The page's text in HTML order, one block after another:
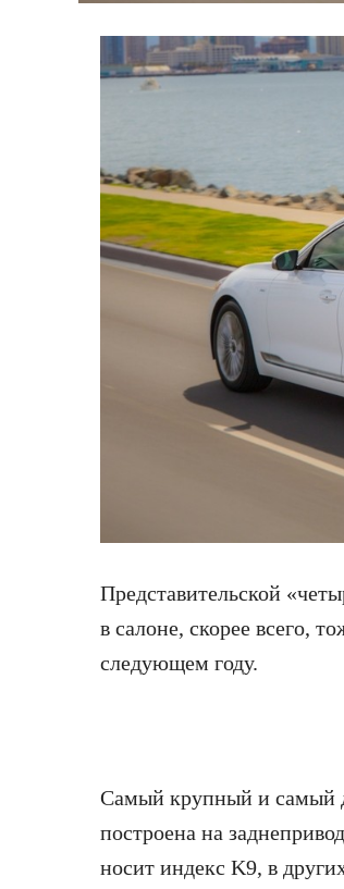
Представительской
в салоне, скорее всего,
следующем году.
Самый крупный и самый
построена на
носит индекс K9, в